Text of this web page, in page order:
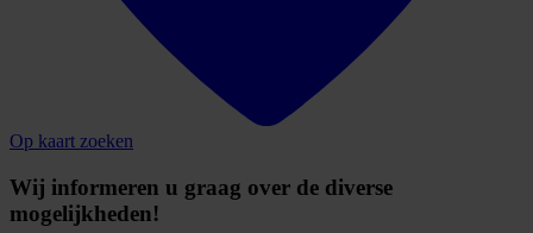
Op kaart zoeken
Wij informeren u graag over de diverse
mogelijkheden!